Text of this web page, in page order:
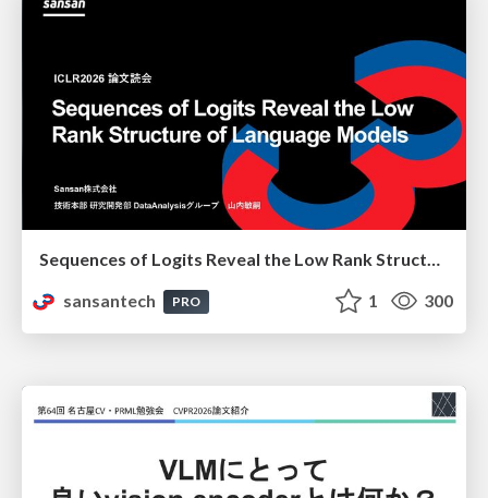
Sequences of Logits Reveal the Low Rank Structure of Language Models
sansantech
PRO 1 300